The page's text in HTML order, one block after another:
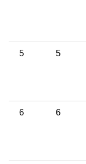
5 5
6 6